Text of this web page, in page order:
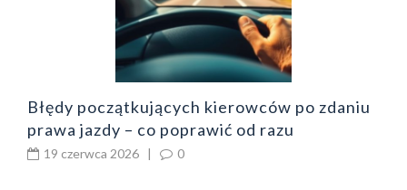
Błędy początkujących kierowców po zdaniu
prawa jazdy – co poprawić od razu
19 czerwca 2026 | 0